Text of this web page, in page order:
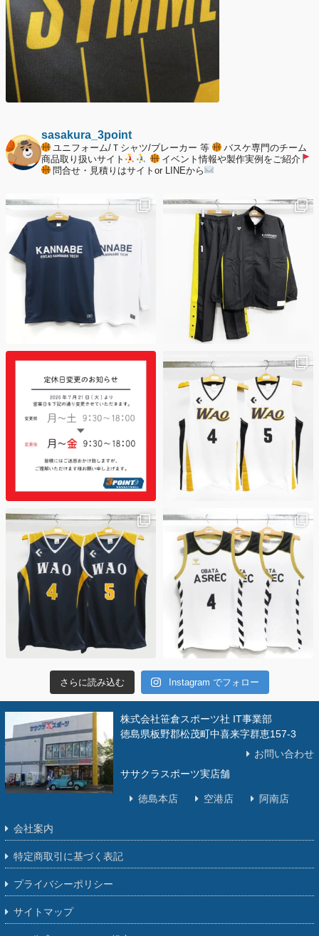
sasakura_3point
ユニフォーム/Ｔシャツ/ブレーカー 等
バスケ専門のチーム
商品取り扱いサイト
イベント情報や製作実例をご紹介
問合せ・見積りはサイトor LINEから
さらに読み込む Instagram でフォロー
株式会社笹倉スポーツ社 IT事業部
徳島県板野郡松茂町中喜来字群恵157-3
お問い合わせ
ササクラスポーツ実店舗
徳島本店 空港店 阿南店
会社案内
特定商取引に基づく表記
プライバシーポリシー
サイトマップ